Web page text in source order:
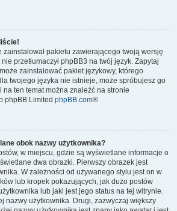
zainstalował pakietu zawierającego twoją wersję
przetłumaczył phpBB3 na twój język. Zapytaj
zainstalować pakiet językowy, którego
twojego języka nie istnieje, może spróbujesz go
na ten temat można znaleźć na stronie
phpBB Limited phpBB.com®
obok nazwy użytkownika?
w miejscu, gdzie są wyświetlane informacje o
dwa obrazki. Pierwszy obrazek jest
W zależności od używanego stylu jest on w
lub kropek pokazujących, jak dużo postów
lub jaki jest jego status na tej witrynie.
nazwy użytkownika. Drugi, zazwyczaj większy